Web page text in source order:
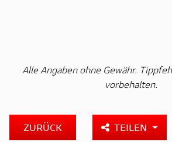
Alle Angaben ohne Gewähr.
vorbehalten.
ZURÜCK TEILEN